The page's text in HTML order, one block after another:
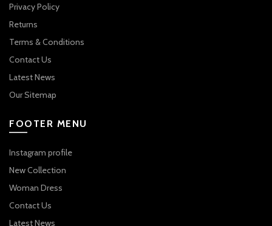
Privacy Policy
Returns
Terms & Conditions
Contact Us
Latest News
Our Sitemap
FOOTER MENU
Instagram profile
New Collection
Woman Dress
Contact Us
Latest News